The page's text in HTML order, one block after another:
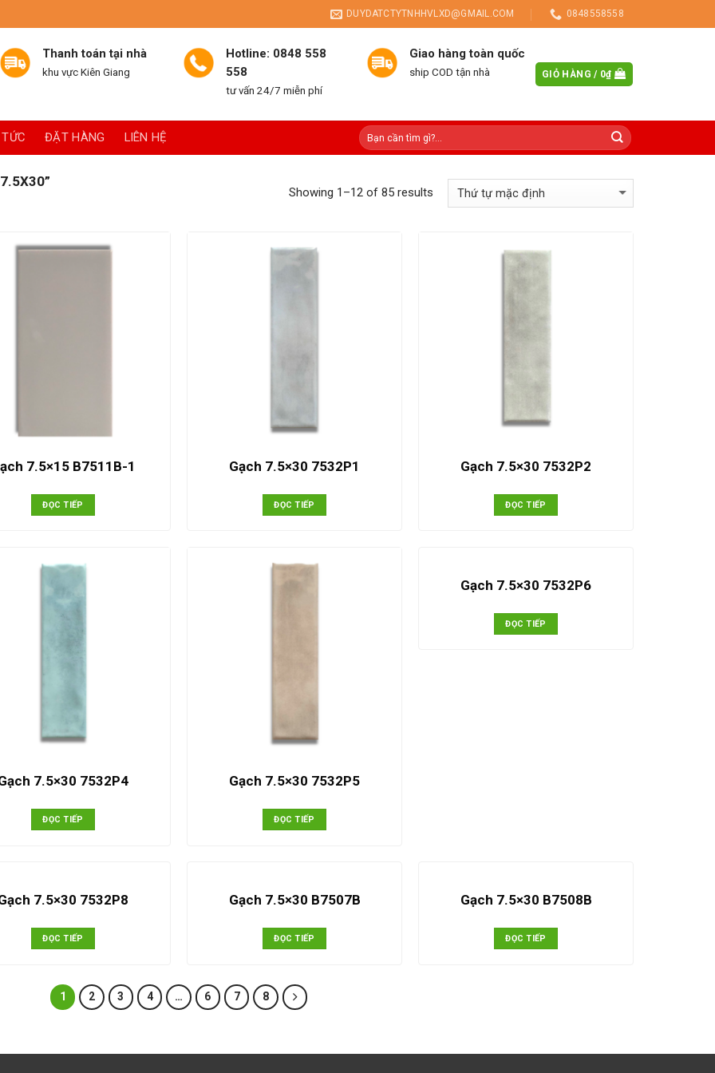
DUYDATCTYTNHHVLXD@GMAIL.COM 0848558558
Thanh toán tại nhà
khu vực Kiên Giang
Hotline: 0848 558
558
tư vấn 24/7 miễn phí
Giao hàng toàn quốc
ship COD tận nhà GIỎ HÀNG / 0₫
ĐẶT HÀNG LIÊN HỆ
Showing 1–12 of 85 results
7.5×15 B7511B-1
ĐỌC TIẾP
Gạch 7.5×30 7532P1
ĐỌC TIẾP
Gạch 7.5×30 7532P2
ĐỌC TIẾP
7.5×30 7532P4
ĐỌC TIẾP
Gạch 7.5×30 7532P5
ĐỌC TIẾP
Gạch 7.5×30 7532P6
ĐỌC TIẾP
7.5×30 7532P8
ĐỌC TIẾP
Gạch 7.5×30 B7507B
ĐỌC TIẾP
Gạch 7.5×30 B7508B
ĐỌC TIẾP
1 2 3 4 … 6 7 8